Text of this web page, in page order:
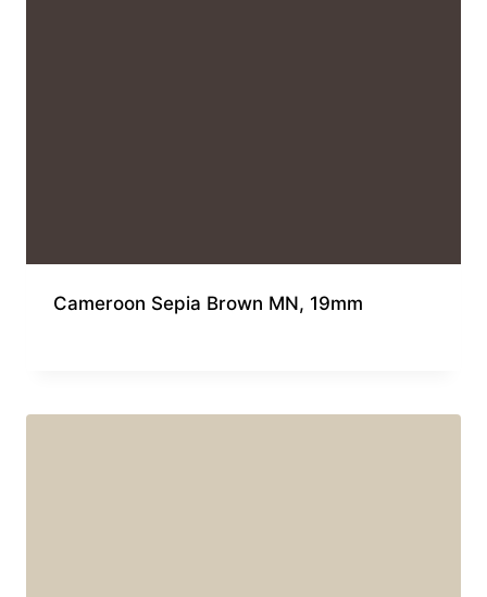
Cameroon Sepia Brown MN, 19mm